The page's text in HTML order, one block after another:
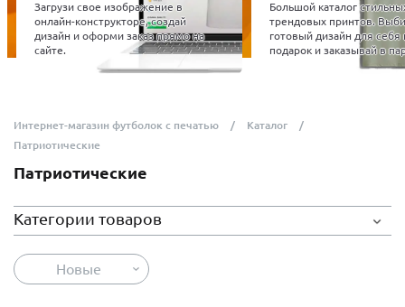
свое изображение в
конструкторе, создай
и оформи заказ прямо на
Большой каталог стильных и
трендовых принтов. Выбирай
готовый дизайн для себя или в
подарок и заказывай в пару кликов.
Интернет-магазин футболок с печатью
Каталог
Патриотические
Патриотические
Категории товаров
Новые